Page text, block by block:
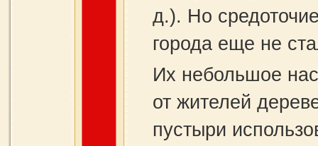
д.). Но
города еще не
Их небольшое
от жителей
пустыри